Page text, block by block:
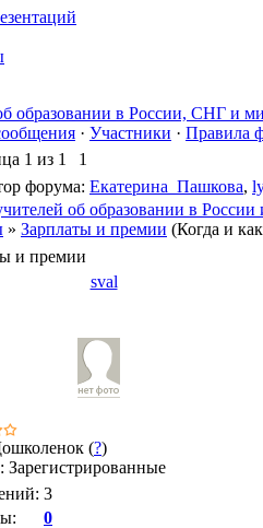
образовании в России, СНГ и
· Участники · Правила
1 из 1
1
форума: Екатерина_Пашкова,
об образовании в России
» Зарплаты и премии (Когда и
и премии
sval
(?)
Зарегистрированные
3
0